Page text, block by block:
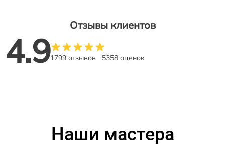
Отзывы клиентов
4.91799 отзывов 5358 оценок
Наши мастера